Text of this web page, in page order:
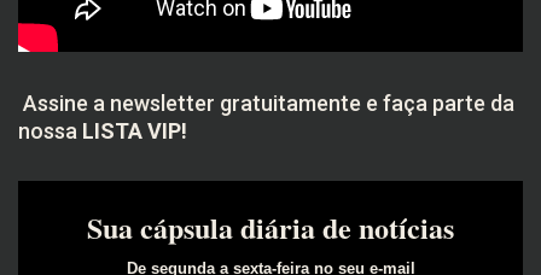
Assine a newsletter gratuitamente e faça parte da
nossa LISTA VIP!
Sua cápsula diária de notícias
De segunda a sexta-feira no seu e-mail